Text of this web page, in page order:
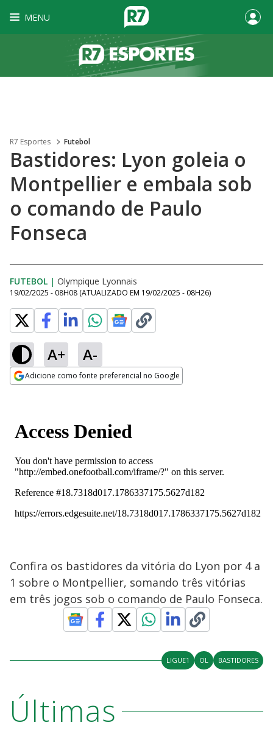
MENU
R7 Esportes Futebol
Bastidores: Lyon goleia o
Montpellier e embala sob
o comando de Paulo
Fonseca
FUTEBOL | Olympique Lyonnais
19/02/2025 - 08H08 (ATUALIZADO EM 19/02/2025 - 08H26)
A+ A-
Adicione como fonte preferencial no Google
Confira os bastidores da vitória do Lyon por 4 a
1 sobre o Montpellier, somando três vitórias
em três jogos sob o comando de Paulo Fonseca.
LIGUE1 OL BASTIDORES
Últimas